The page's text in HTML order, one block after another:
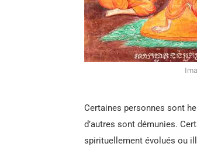
Certaines personnes sont
d’autres sont démunies.
spirituellement évolués ou